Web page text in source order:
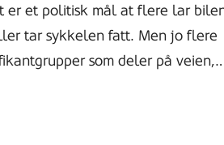
er et politisk mål at flere lar
tar sykkelen fatt. Men jo flere
som deler på